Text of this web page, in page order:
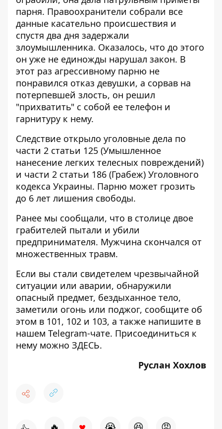
парня. Правоохранители собрали все
данные касательно происшествия и
спустя два дня задержали
злоумышленника. Оказалось, что до этого
он уже не единожды нарушал закон. В
этот раз агрессивному парню не
понравился отказ девушки, а сорвав на
потерпевшей злость, он решил
"прихватить" с собой ее телефон и
гарнитуру к нему.
Следствие открыло уголовные дела по
части 2 статьи 125 (Умышленное
нанесение легких телесных повреждений)
и части 2 статьи 186 (Грабеж) Уголовного
кодекса Украины. Парню может грозить
до 6 лет лишения свободы.
Ранее мы сообщали, что в столице двое
грабителей пытали и убили
предпринимателя. Мужчина скончался от
множественных травм.
Если вы стали свидетелем чрезвычайной
ситуации или аварии, обнаружили
опасный предмет, бездыханное тело,
заметили огонь или поджог, сообщите об
этом в 101, 102 и 103, а также напишите в
нашем Telegram-чате. Присоединиться к
нему можно ЗДЕСЬ.
Руслан Хохлов